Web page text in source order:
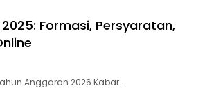
Formasi, Persyaratan,
Anggaran 2026 Kabar…